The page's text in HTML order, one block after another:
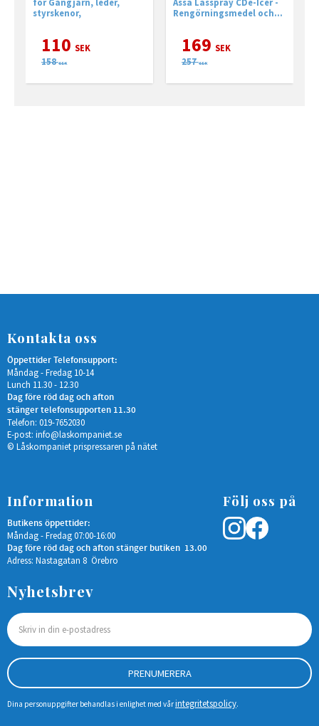
styrskenor,
110 SEK
158 SEK
Rengörningsmedel och
169 SEK
257 SEK
Kontakta oss
Öppettider Telefonsupport:
Måndag - Fredag 10-14
Lunch 11.30 - 12.30
Dag före röd dag och afton
stänger telefonsupporten 11.30
Telefon: 019-7652030
E-post: info@laskompaniet.se
© Låskompaniet prispressaren på nätet
Information
Butikens öppettider:
Måndag - Fredag 07:00-16:00
Dag före röd dag och afton stänger butiken 13.00
Adress: Nastagatan 8 Örebro
Följ oss på
Nyhetsbrev
PRENUMERERA
Dina personuppgifter behandlas i enlighet med vårintegritetspolicy.